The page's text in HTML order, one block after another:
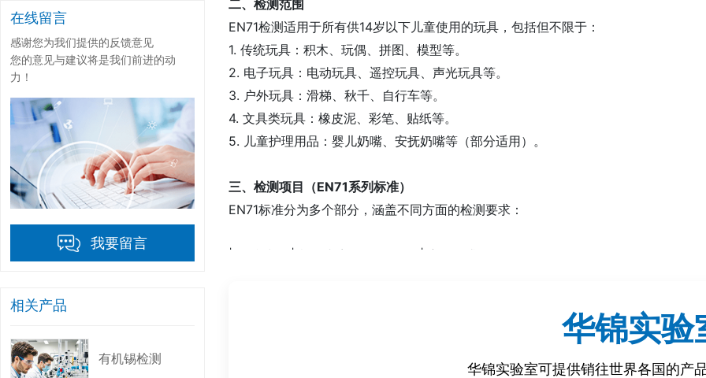
在线留言
感谢您为我们提供的反馈意见
您的意见与建议将是我们前进的动
力！
我要留言
相关产品
有机锡检测
二、检测范围
EN71检测适用于所有供14岁以下儿童使用的玩具，包括但不限于：
1. 传统玩具：积木、玩偶、拼图、模型等。
2. 电子玩具：电动玩具、遥控玩具、声光玩具等。
3. 户外玩具：滑梯、秋千、自行车等。
4. 文具类玩具：橡皮泥、彩笔、贴纸等。
5. 儿童护理用品：婴儿奶嘴、安抚奶嘴等（部分适用）。
三、检测项目（EN71系列标准）
EN71标准分为多个部分，涵盖不同方面的检测要求：
| 标准编号 | 检测内容 | 主要要
| EN71-2 | 燃烧性能 | 测试玩具材料的燃烧速度，防止易
| EN71-3 | 特定元素迁移（19种重金属） | 限制铅、镉、汞、铬等重金
| EN71-4 | 化学实验玩具 | 确保化学实验玩具的安全性，
华锦实验
华锦实验室可提供销往世界各国的产